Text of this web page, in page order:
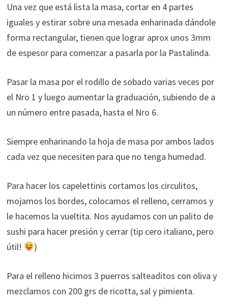
Una vez que está lista la masa, cortar en 4 partes
iguales y estirar sobre una mesada enharinada dándole
forma rectangular, tienen que lograr aprox unos 3mm
de espesor para comenzar a pasarla por la Pastalinda.
Pasar la masa por el rodillo de sobado varias veces por
el Nro 1 y luego aumentar la graduación, subiendo de a
un número entre pasada, hasta el Nro 6.
Siempre enharinando la hoja de masa por ambos lados
cada vez que necesiten para que no tenga humedad.
Para hacer los capelettinis cortamos los circulitos,
mojamos los bordes, colocamos el relleno, cerramos y
le hacemos la vueltita. Nos ayudamos con un palito de
sushi para hacer presión y cerrar (tip cero italiano, pero
útil!
)
Para el relleno hicimos 3 puerros salteaditos con oliva y
mezclamos con 200 grs de ricotta, sal y pimienta.